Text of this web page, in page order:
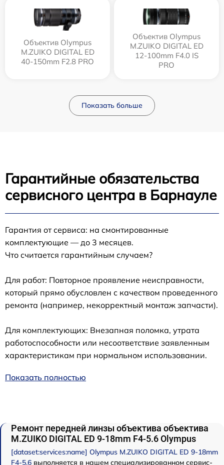
Объектив Olympus
M.ZUIKO DIGITAL ED
40-150mm F2.8 PRO
Объектив Olympus
M.ZUIKO DIGITAL ED
12‑100mm F4.0 IS
PRO
Показать больше
Гарантийные обязательства
сервисного центра в Барнауле
Гарантия от сервиса: на смонтированные
комплектующие — до 3 месяцев.
Что считается гарантийным случаем?
Для работ: Повторное проявление неисправности,
который прямо обусловлен с качеством проведенного
ремонта (например, некорректный монтаж запчасти).
Для комплектующих: Внезапная поломка, утрата
работоспособности или несоответствие заявленным
характеристикам при нормальном использовании.
Показать полностью
Ремонт передней линзы объектива объектива
M.ZUIKO DIGITAL ED 9-18mm F4-5.6 Olympus
[dataset:services:name] Olympus M.ZUIKO DIGITAL ED 9-18mm
F4-5.6 выполняется в нашем специализированном сервис-